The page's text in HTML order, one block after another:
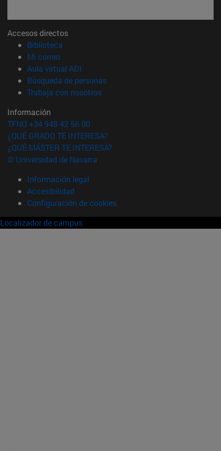
Accesos directos
Biblioteca
Mi correo(abre en nueva ventana)
Aula virtual ADI
Búsqueda de personas(abre en nueva ventana)
Trabaja con nosotros(abre en nueva ventana)
Información
TFNO +34 948 42 56 00
¿QUÉ GRADO TE INTERESA?
¿QUÉ MÁSTER TE INTERESA?
© Universidad de Navarra
Información legal
Accesibilidad
Configuración de cookies
Localizador de campus